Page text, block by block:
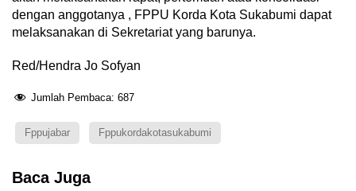
dengan anggotanya , FPPU Korda Kota Sukabumi dapat
melaksanakan di Sekretariat yang barunya.
Red/Hendra Jo Sofyan
Jumlah Pembaca: 687
Fppujabar Fppukordakotasukabumi
Baca Juga